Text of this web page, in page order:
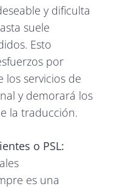
y dificulta
suele
Esto
por
los servicios de
y demorará los
la traducción.
o PSL:
es una